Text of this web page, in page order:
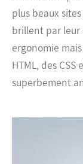
plus beaux
brillent par leur
ergonomie
HTML, des
superbement